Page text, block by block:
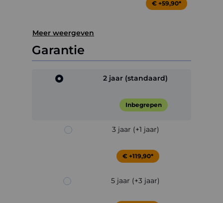
€ +59,90*
Meer weergeven
Garantie
2 jaar (standaard)
Inbegrepen
3 jaar (+1 jaar)
€ +119,90*
5 jaar (+3 jaar)